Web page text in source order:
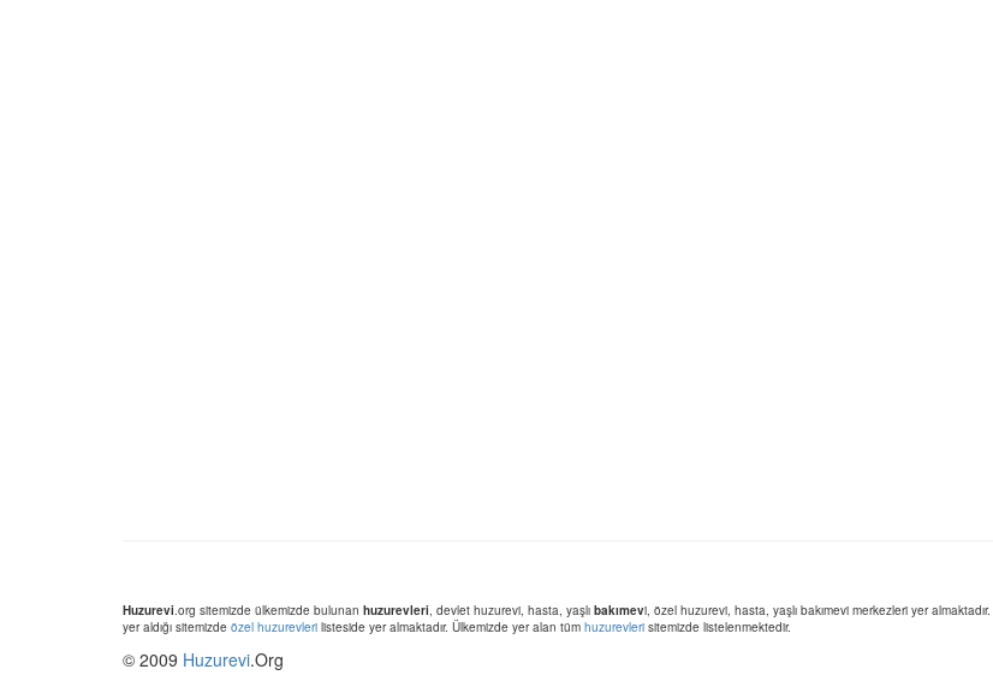
Huzurevi.org sitemizde ülkemizde bulunan huzurevleri, devlet huzurevi, hasta, yaşlı bakımevi, özel huzurevi, hasta, yaşlı bakımevi merkezleri yer almaktadır.
yer aldığı sitemizde özel huzurevleri listeside yer almaktadır. Ülkemizde yer alan tüm huzurevleri sitemizde listelenmektedir.
© 2009 Huzurevi.Org